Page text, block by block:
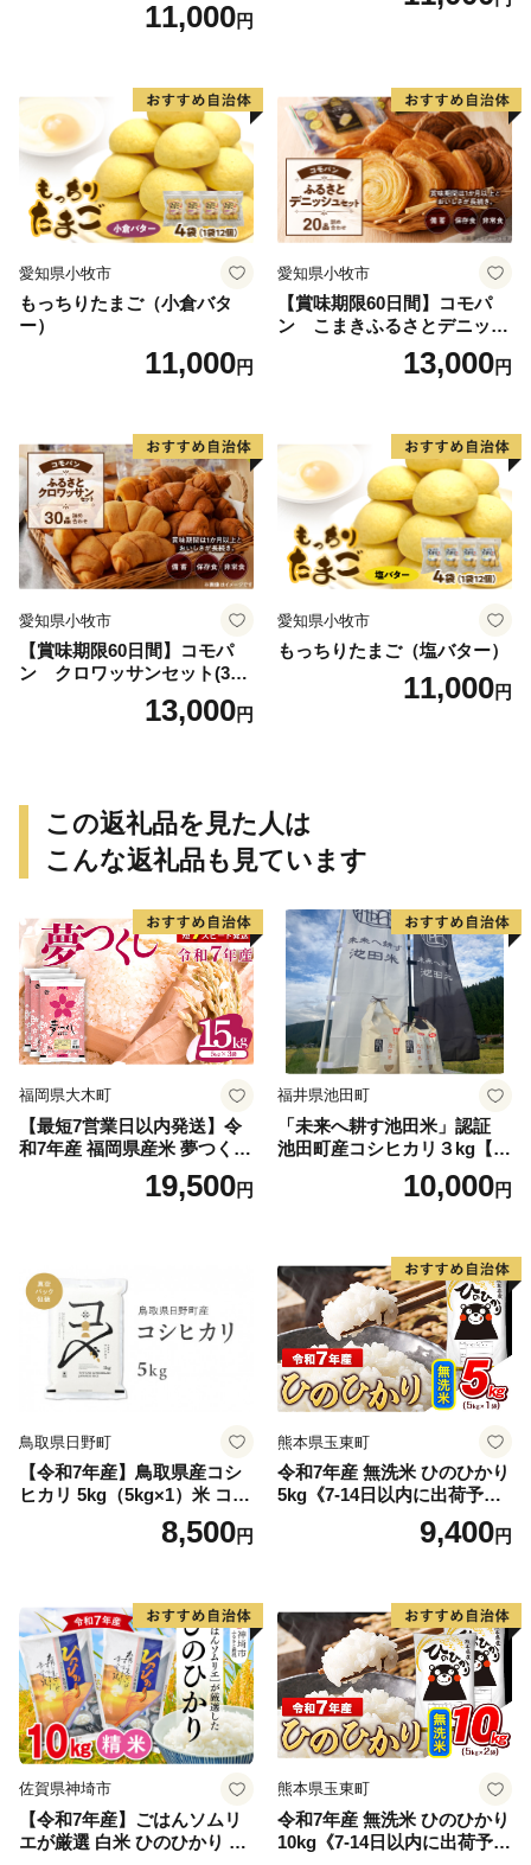
11,000円
愛知県小牧市
もっちりたまご（小倉バタ
ー）
11,000円
愛知県小牧市
【賞味期限60日間】コモパ
ン こまきふるさとデニッシ
ュセット（20個入り）／災害
用備蓄 保存食 非常食 防災グ
13,000円
愛知県小牧市
【賞味期限60日間】コモパ
ン クロワッサンセット(30
個入り)／災害用備蓄 保存食
非常食 防災グッズにも
13,000円
愛知県小牧市
もっちりたまご（塩バター）
11,000円
この返礼品を見た人は
こんな返礼品も見ています
福岡県大木町
【最短7営業日以内発送】令
和7年産 福岡県産米 夢つくし
15kg 精米 ※北海道・沖縄・
19,500円
福井県池田町
「未来へ耕す池田米」認証
池田町産コシヒカリ３kg【お
1人様につき３セットまで】
10,000円
鳥取県日野町
【令和7年産】鳥取県産コシ
ヒカリ 5kg（5kg×1）米 コシ
ヒカリ こしひかり お米 白米
精米 5キロ おこめ こめ コメ
野町産 Elevation
8,500円
熊本県玉東町
令和7年産 無洗米 ひのひかり
5kg《7-14日以内に出荷予定
(土日祝除く)》コメ 米 無洗米
高レビュー｜人気米 熊本県
9,400円
佐賀県神埼市
【令和7年産】ごはんソムリ
エが厳選 白米 ひのひかり 10
熊本県玉東町
令和7年産 無洗米 ひのひかり
10kg《7-14日以内に出荷予定